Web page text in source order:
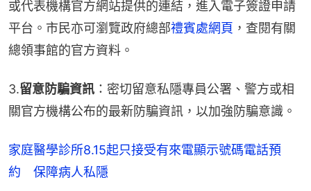
或代表機構官方網站提供的連結，進入電子簽證申請
平台。市民亦可瀏覽政府總部禮賓處網頁 ，查閱有關
總領事館的官方資料。
3.留意防騙資訊 ：密切留意私隱專員公署、警方或相
關官方機構公布的最新防騙資訊，以加強防騙意識。
家庭醫學診所8.15起只接受有來電顯示號碼電話預
約 保障病人私隱